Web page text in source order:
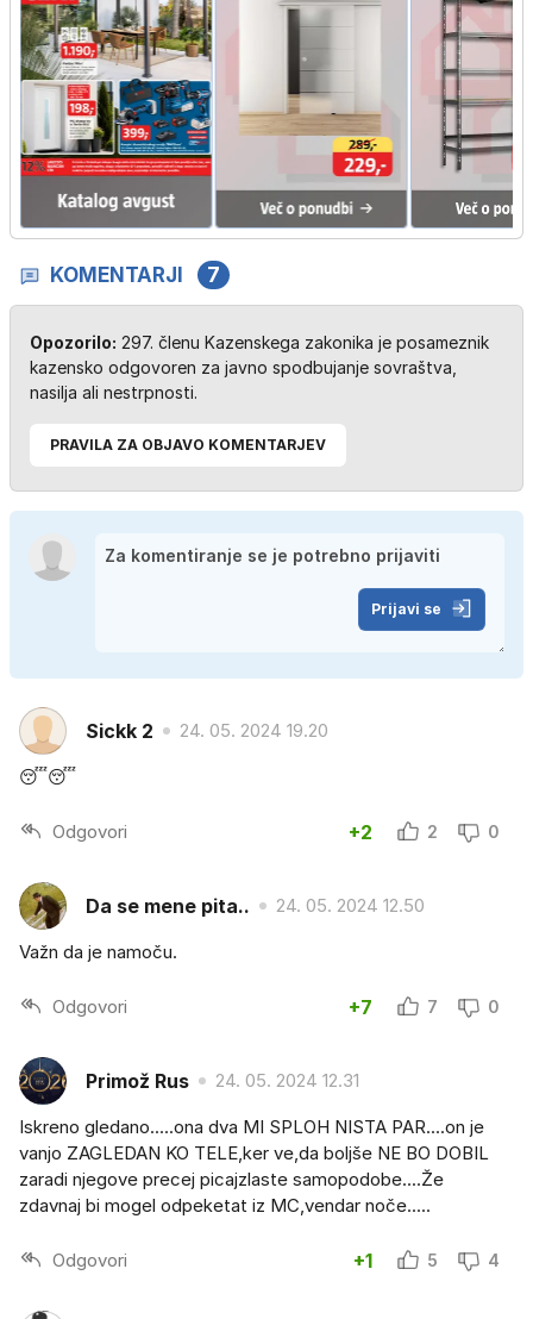
KOMENTARJI 7
Opozorilo: 297. členu Kazenskega zakonika je posameznik
kazensko odgovoren za javno spodbujanje sovraštva,
nasilja ali nestrpnosti.
PRAVILA ZA OBJAVO KOMENTARJEV
Prijavi se
Sickk 2 24. 05. 2024 19.20
😴😴
Odgovori +2 2 0
Da se mene pita.. 24. 05. 2024 12.50
Važn da je namoču.
Odgovori +7 7 0
Primož Rus 24. 05. 2024 12.31
Iskreno gledano.....ona dva MI SPLOH NISTA PAR....on je
vanjo ZAGLEDAN KO TELE,ker ve,da boljše NE BO DOBIL
zaradi njegove precej picajzlaste samopodobe....Že
zdavnaj bi mogel odpeketat iz MC,vendar noče.....
Odgovori +1 5 4